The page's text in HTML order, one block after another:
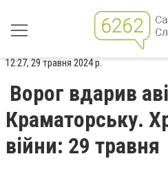
12:27, 29 травня 2024 р.
Ворог вдарив
Краматорську.
війни: 29 травня